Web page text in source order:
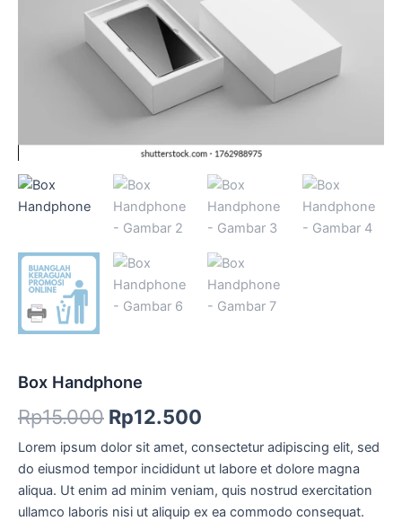
Box Handphone
Rp15.000
adalah:
Rp15.000.
Rp12.500
ini
adalah:
Rp12.500.
Lorem ipsum dolor sit amet, consectetur adipiscing elit, sed
do eiusmod tempor incididunt ut labore et dolore magna
aliqua. Ut enim ad minim veniam, quis nostrud exercitation
ullamco laboris nisi ut aliquip ex ea commodo consequat.